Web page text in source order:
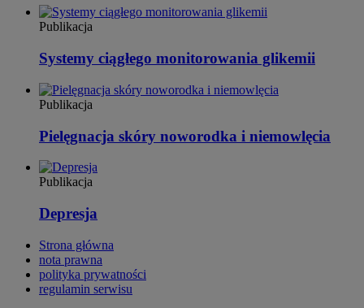
Publikacja
Systemy ciągłego monitorowania glikemii
Publikacja
Pielęgnacja skóry noworodka i niemowlęcia
Publikacja
Depresja
Strona główna
nota prawna
polityka prywatności
regulamin serwisu